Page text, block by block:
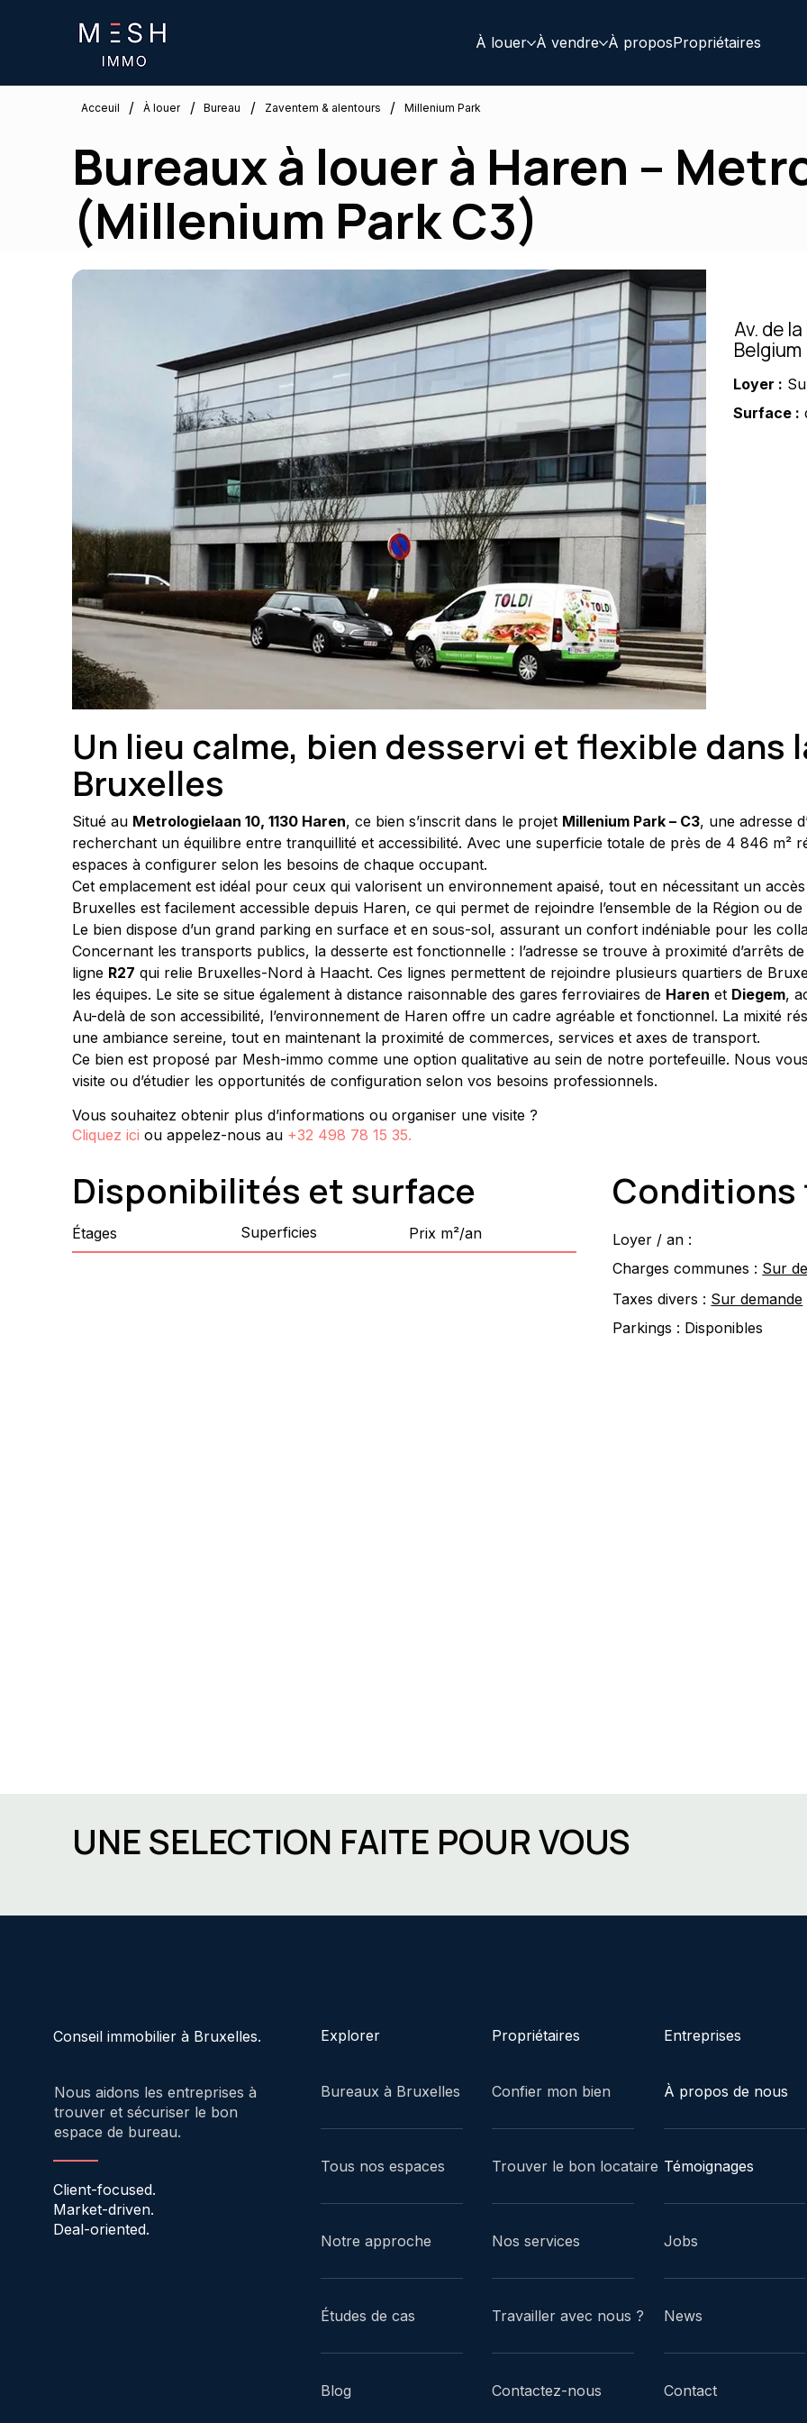
À louer À vendre À proposPropriétaires
Acceuil / À louer / Bureau / Zaventem & alentours / Millenium Park
Bureaux à louer à Haren –
(Millenium Park C3)
Av. de
Belgium
Loyer :
Surface :
Un lieu calme, bien desservi et flexible dans
Bruxelles
Situé au Metrologielaan 10, 1130 Haren, ce bien s’inscrit dans le projet Millenium Park – C3, une adresse
recherchant un équilibre entre tranquillité et accessibilité. Avec une superficie totale de près de 4 846 m²
espaces à configurer selon les besoins de chaque occupant.
Cet emplacement est idéal pour ceux qui valorisent un environnement apaisé, tout en nécessitant un
Bruxelles est facilement accessible depuis Haren, ce qui permet de rejoindre l’ensemble de la Région ou
Le bien dispose d’un grand parking en surface et en sous-sol, assurant un confort indéniable pour les
Concernant les transports publics, la desserte est fonctionnelle : l’adresse se trouve à proximité d’arrêts
ligne R27 qui relie Bruxelles-Nord à Haacht. Ces lignes permettent de rejoindre plusieurs quartiers de
les équipes. Le site se situe également à distance raisonnable des gares ferroviaires de Haren et Diegem,
Au-delà de son accessibilité, l’environnement de Haren offre un cadre agréable et fonctionnel. La mixité
une ambiance sereine, tout en maintenant la proximité de commerces, services et axes de transport.
Ce bien est proposé par Mesh-immo comme une option qualitative au sein de notre portefeuille. Nous
visite ou d’étudier les opportunités de configuration selon vos besoins professionnels.
Vous souhaitez obtenir plus d’informations ou organiser une visite ?
Cliquez ici ou appelez-nous au +32 498 78 15 35.
Disponibilités et surface
Étages Superficies Prix m²/an
Conditions
Loyer / an :
Charges communes : Sur
Taxes divers : Sur demande
Parkings : Disponibles
UNE SELECTION FAITE POUR VOUS
Conseil immobilier à Bruxelles.
Nous aidons les entreprises à
trouver et sécuriser le bon
espace de bureau.
Client-focused.
Market-driven.
Deal-oriented.
Explorer
Bureaux à Bruxelles
Tous nos espaces
Notre approche
Études de cas
Blog
Propriétaires
Confier mon bien
Trouver le bon locataire
Nos services
Travailler avec nous ?
Contactez-nous
Entreprises
À propos de nous
Témoignages
Jobs
News
Contact